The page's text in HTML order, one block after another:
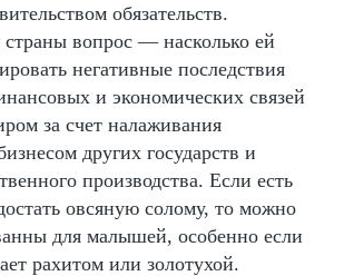
обязательств.
вопрос — насколько ей
негативные последствия
и экономических связей
за счет налаживания
других государств и
производства. Если есть
овсяную солому, то можно
для малышей, особенно если
рахитом или золотухой.